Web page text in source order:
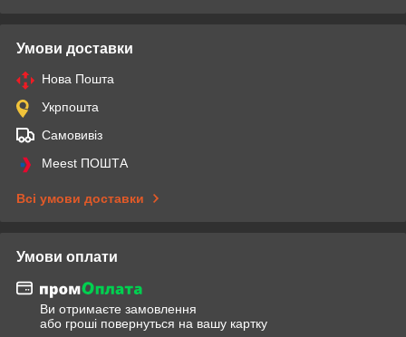
Умови доставки
Нова Пошта
Укрпошта
Самовивіз
Meest ПОШТА
Всі умови доставки
Умови оплати
Ви отримаєте замовлення
або гроші повернуться на вашу картку